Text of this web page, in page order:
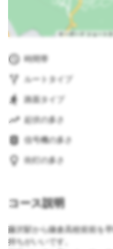
時間帯
ルートタイプ
路面タイプ
起伏の多さ
信号機の多さ
街灯の多さ
コース説明
藤沢駅から鎌倉高校前前を
持ちがいいです。